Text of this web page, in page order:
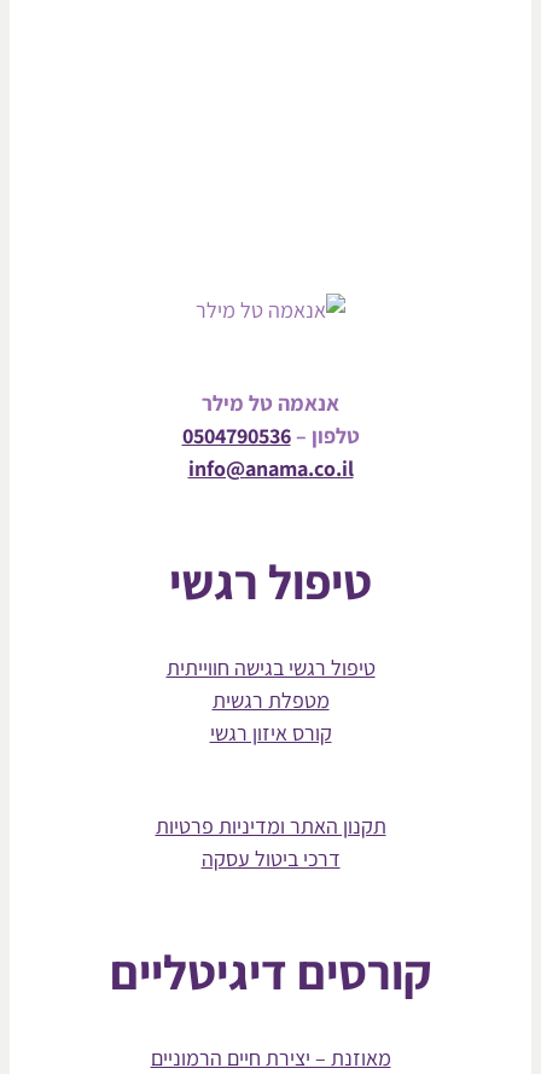
אנאמה טל מילר
טלפון –0504790536
info@anama.co.il
טיפול רגשי
טיפול רגשי בגישה חווייתית
מטפלת רגשית
קורס איזון רגשי
תקנון האתר ומדיניות פרטיות
דרכי ביטול עסקה
קורסים דיגיטליים
מאוזנת – יצירת חיים הרמוניים